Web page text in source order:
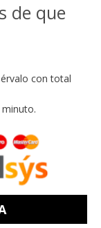
de que
con total